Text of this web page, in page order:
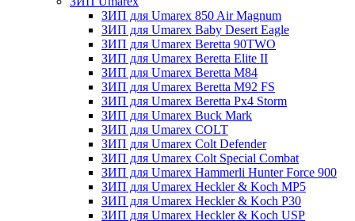
ЗИП для Umarex 850 Air Magnum
ЗИП для Umarex Baby Desert Eagle
ЗИП для Umarex Beretta 90TWO
ЗИП для Umarex Beretta Elite II
ЗИП для Umarex Beretta M84
ЗИП для Umarex Beretta M92 FS
ЗИП для Umarex Beretta Px4 Storm
ЗИП для Umarex Buck Mark
ЗИП для Umarex COLT
ЗИП для Umarex Colt Defender
ЗИП для Umarex Colt Special Combat
ЗИП для Umarex Hammerli Hunter Force 900
ЗИП для Umarex Heckler & Koch MP5
ЗИП для Umarex Heckler & Koch P30
ЗИП для Umarex Heckler & Koch USP